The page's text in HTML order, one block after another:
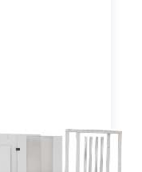
zerlegbar